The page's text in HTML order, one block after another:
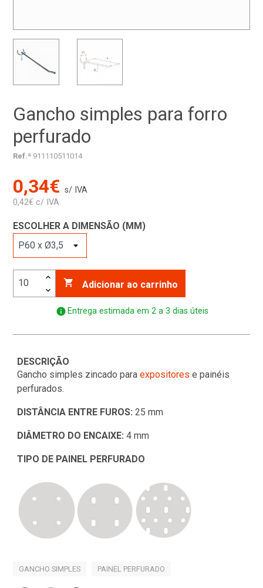
Gancho simples para forro
perfurado
Ref.ª 911110511014
0,34€ s/ IVA
0,42€ c/ IVA
ESCOLHER A DIMENSÃO (MM)
 Adicionar ao carrinho
info Entrega estimada em 2 a 3 dias úteis
DESCRIÇÃO
Gancho simples zincado para expositores e painéis
perfurados.
DISTÂNCIA ENTRE FUROS: 25 mm
DIÂMETRO DO ENCAIXE: 4 mm
TIPO DE PAINEL PERFURADO
GANCHO SIMPLES PAINEL PERFURADO